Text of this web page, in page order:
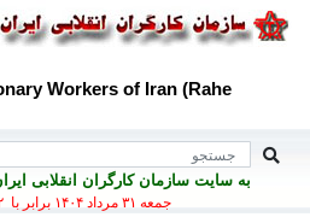
Workers of Iran (Rahe
به سايت سازمان کارگران انقلابی
جمعه ۳۱ مرداد ۱۴۰۴ برابر با ۲۲ اگوست ۲۰۲۵